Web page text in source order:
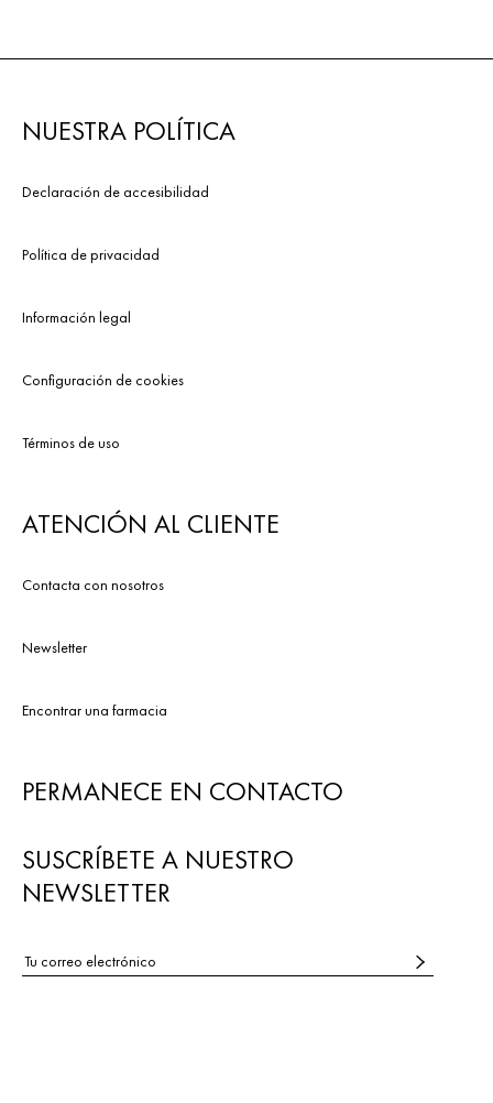
NUESTRA POLÍTICA
Declaración de accesibilidad
Política de privacidad
Información legal
Configuración de cookies
Términos de uso
ATENCIÓN AL CLIENTE
Contacta con nosotros
Newsletter
Encontrar una farmacia
PERMANECE EN CONTACTO
SUSCRÍBETE A NUESTRO
NEWSLETTER